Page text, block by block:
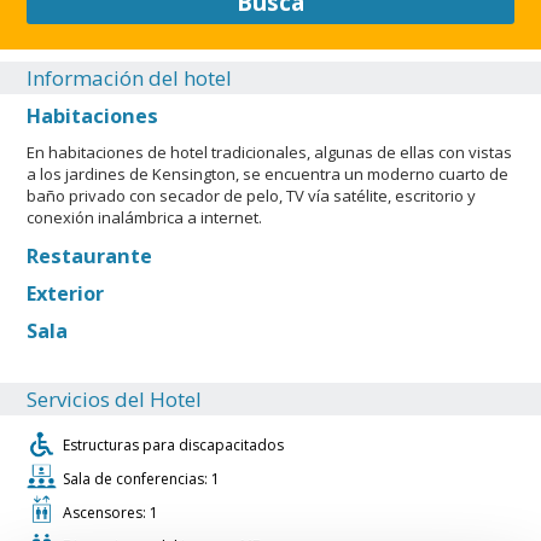
Información del hotel
Habitaciones
En habitaciones de hotel tradicionales, algunas de ellas con vistas
a los jardines de Kensington, se encuentra un moderno cuarto de
baño privado con secador de pelo, TV vía satélite, escritorio y
conexión inalámbrica a internet.
Restaurante
Exterior
Sala
Servicios del Hotel
Estructuras para discapacitados
Sala de conferencias: 1
Ascensores: 1